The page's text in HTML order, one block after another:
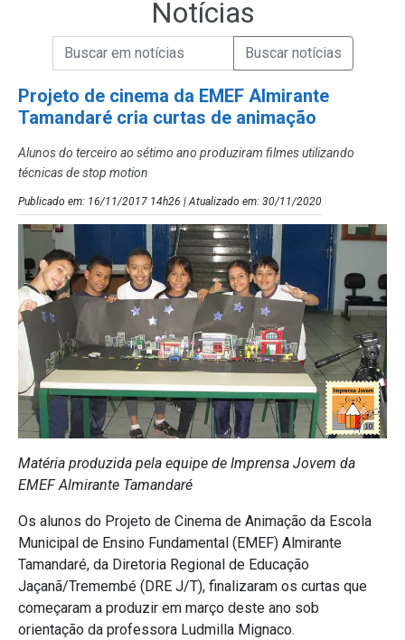
Notícias
Campo de Busca de Notícias
Campo de Busca de informaçõesEnviar a Busca de Notícias
Projeto de cinema da EMEF Almirante
Tamandaré cria curtas de animação
Alunos do terceiro ao sétimo ano produziram filmes utilizando
técnicas de stop motion
Publicado em: 16/11/2017 14h26 | Atualizado em: 30/11/2020
Matéria produzida pela equipe de Imprensa Jovem da
EMEF Almirante Tamandaré
Os alunos do Projeto de Cinema de Animação da Escola
Municipal de Ensino Fundamental (EMEF) Almirante
Tamandaré, da Diretoria Regional de Educação
Jaçanã/Tremembé (DRE J/T), finalizaram os curtas que
começaram a produzir em março deste ano sob
orientação da professora Ludmilla Mignaco.